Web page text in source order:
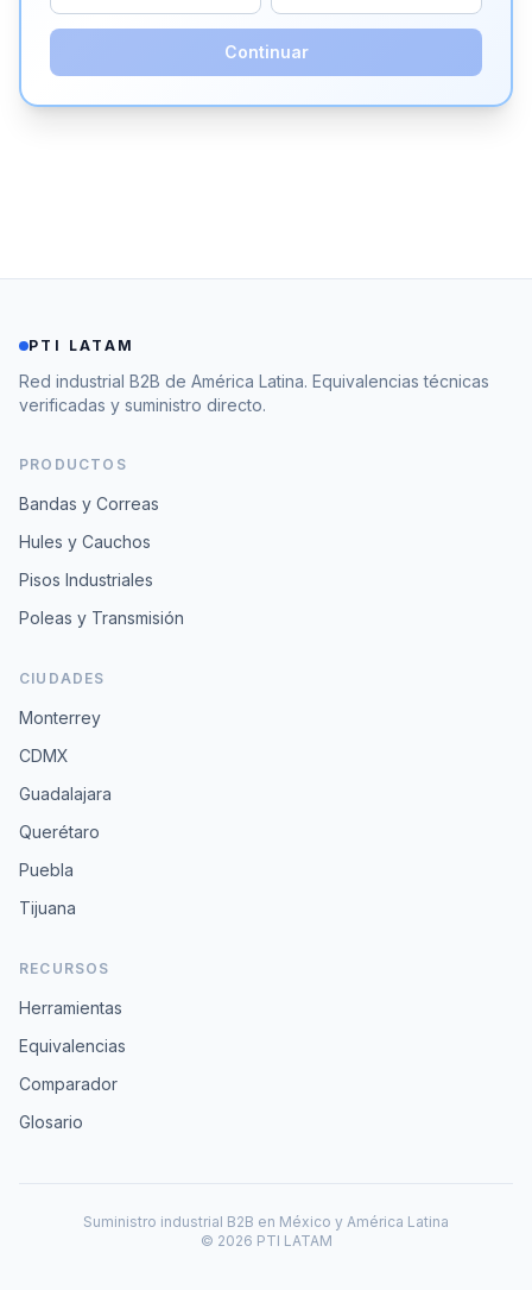
Continuar
PTI LATAM
Red industrial B2B de América Latina. Equivalencias técnicas
verificadas y suministro directo.
PRODUCTOS
Bandas y Correas
Hules y Cauchos
Pisos Industriales
Poleas y Transmisión
CIUDADES
Monterrey
CDMX
Guadalajara
Querétaro
Puebla
Tijuana
RECURSOS
Herramientas
Equivalencias
Comparador
Glosario
Suministro industrial B2B en México y América Latina
© 2026 PTI LATAM